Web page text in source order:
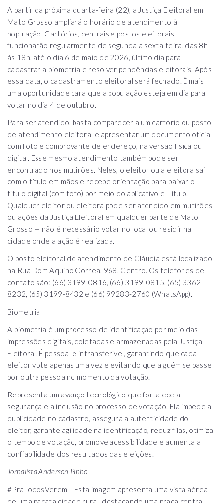
A partir da próxima quarta-feira (22), a Justiça Eleitoral em
Mato Grosso ampliará o horário de atendimento à
população. Cartórios, centrais e postos eleitorais
funcionarão regularmente de segunda a sexta-feira, das 8h
às 18h, até o dia 6 de maio de 2026, último dia para
cadastrar a biometria e resolver pendências eleitorais. Após
essa data, o cadastramento eleitoral será fechado. É mais
uma oportunidade para que a população esteja em dia para
votar no dia 4 de outubro.
Para ser atendido, basta comparecer a um cartório ou posto
de atendimento eleitoral e apresentar um documento oficial
com foto e comprovante de endereço, na versão física ou
digital. Esse mesmo atendimento também pode ser
encontrado nos mutirões. Neles, o eleitor ou a eleitora sai
com o título em mãos e recebe orientação para baixar o
título digital (com foto) por meio do aplicativo e-Título.
Qualquer eleitor ou eleitora pode ser atendido em mutirões
ou ações da Justiça Eleitoral em qualquer parte de Mato
Grosso — não é necessário votar no local ou residir na
cidade onde a ação é realizada.
O posto eleitoral de atendimento de Cláudia está localizado
na Rua Dom Aquino Correa, 968, Centro. Os telefones de
contato são: (66) 3199-0816, (66) 3199-0815, (65) 3362-
8232, (65) 3199-8432 e (66) 99283-2760 (WhatsApp).
Biometria
A biometria é um processo de identificação por meio das
impressões digitais, coletadas e armazenadas pela Justiça
Eleitoral. É pessoal e intransferível, garantindo que cada
eleitor vote apenas uma vez e evitando que alguém se passe
por outra pessoa no momento da votação.
Representa um avanço tecnológico que fortalece a
segurança e a inclusão no processo de votação. Ela impede a
duplicidade no cadastro, assegura a autenticidade do
eleitor, garante agilidade na identificação, reduz filas, otimiza
o tempo de votação, promove acessibilidade e aumenta a
confiabilidade dos resultados das eleições.
Jornalista Anderson Pinho
#PraTodosVerem – Esta imagem apresenta uma vista aérea
de uma pacata cidade rural, destacando uma praça central